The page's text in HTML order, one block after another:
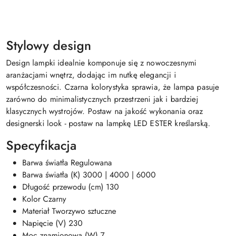
Stylowy design
Design lampki idealnie komponuje się z nowoczesnymi
aranżacjami wnętrz, dodając im nutkę elegancji i
współczesności. Czarna kolorystyka sprawia, że lampa pasuje
zarówno do minimalistycznych przestrzeni jak i bardziej
klasycznych wystrojów. Postaw na jakość wykonania oraz
designerski look - postaw na lampkę LED ESTER kreślarską.
Specyfikacja
Barwa światła Regulowana
Barwa światła (K) 3000 | 4000 | 6000
Długość przewodu (cm) 130
Kolor Czarny
Materiał Tworzywo sztuczne
Napięcie (V) 230